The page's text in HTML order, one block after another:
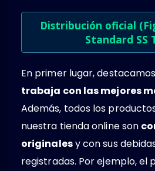
Distribución oficial
Standard SS
En primer lugar,
trabaja con las mejores
Además, todos los
nuestra tienda online son
originalesy con sus
registradas. Por ejemplo, el